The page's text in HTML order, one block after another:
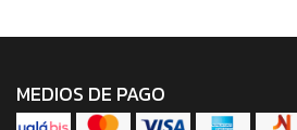
MEDIOS DE PAGO